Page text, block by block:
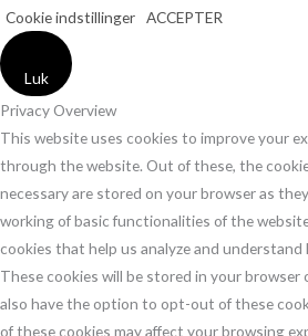
Cookie indstillinger ACCEPTER
Luk
Privacy Overview
This website uses cookies to improve your
through the website. Out of these, the
necessary are stored on your browser as
working of basic functionalities of the
cookies that help us analyze and
These cookies will be stored in your
also have the option to opt-out of these
of these cookies may affect your browsing